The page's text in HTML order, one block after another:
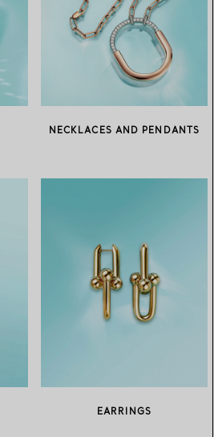
NECKLACES AND PENDANTS
EARRINGS